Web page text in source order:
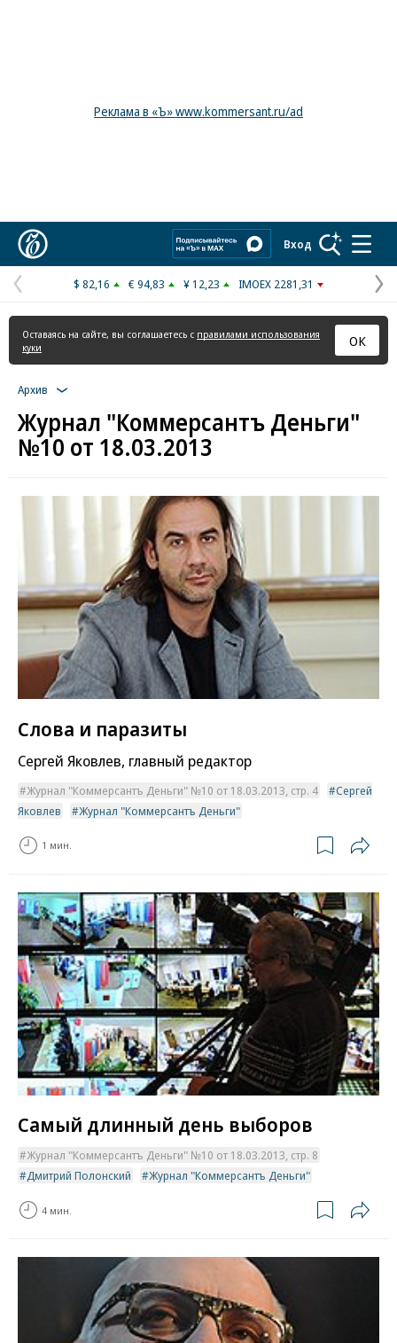
Реклама в «Ъ» www.kommersant.ru/ad
Вход
Предыдущая
страница
$ 82,16 € 94,83 ¥ 12,23 IMOEX 2281,31
Оставаясь на сайте, вы соглашаетесь с правилами использования
куки
ОК
Архив
Журнал "Коммерсантъ Деньги"
№10 от 18.03.2013
Слова и паразиты
Сергей Яковлев, главный редактор
Журнал "Коммерсантъ Деньги" №10 от 18.03.2013, стр. 4
Сергей
Яковлев
Журнал "Коммерсантъ Деньги"
1 мин.
Самый длинный день выборов
Журнал "Коммерсантъ Деньги" №10 от 18.03.2013, стр. 8
Дмитрий Полонский
Журнал "Коммерсантъ Деньги"
4 мин.